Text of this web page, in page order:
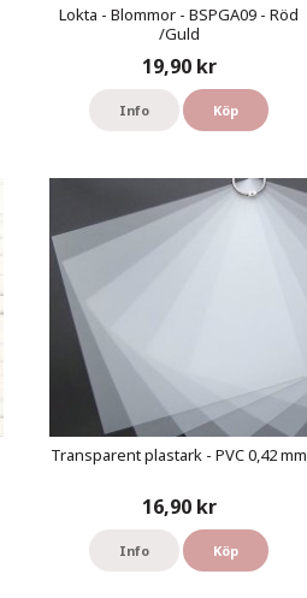
Lokta - Blommor - BSPGA09 - Röd
/Guld
19,90 kr
Info Köp
Transparent plastark - PVC 0,42 mm
16,90 kr
Info Köp